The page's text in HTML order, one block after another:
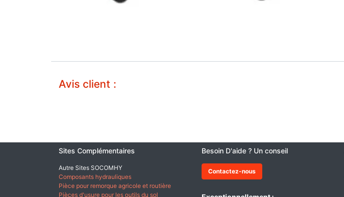
Avis client :
Sites Complémentaires
Autre Sites SOCOMHY
Composants hydrauliques
Pièce pour remorque agricole et routière
Pièces d'usure pour les outils du sol
Besoin D'aide ? Un conseil
Contactez-nous